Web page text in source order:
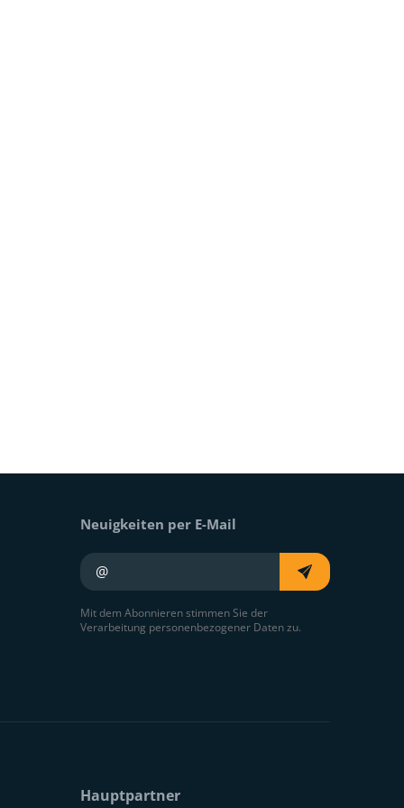
Neuigkeiten per E-Mail
Ihre E-Mail
Mit dem Abonnieren stimmen Sie der
Verarbeitung personenbezogener Daten zu.
Hauptpartner